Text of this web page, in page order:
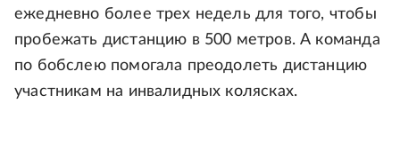
ежедневно более трех недель для того, чтобы
пробежать дистанцию в 500 метров. А команда
по бобслею помогала преодолеть дистанцию
участникам на инвалидных колясках.